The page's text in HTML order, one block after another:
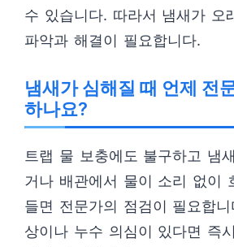
수 있습니다. 따라서 냄새가 오
파악과 해결이 필요합니다.
냄새가 심해질 때 언제 전
하나요?
트랩 물 보충에도 불구하고 냄
거나 배관에서 물이 소리 없이
들면 전문가의 점검이 필요합
상이나 누수 의심이 있다면 즉